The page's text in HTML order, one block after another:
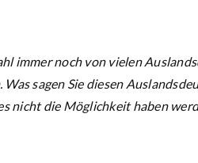
immer noch von vielen
sagen Sie diesen
nicht die Möglichkeit haben